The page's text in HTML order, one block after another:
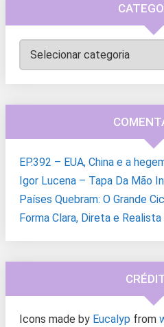
Categorias
EP.392 – EUA, China e a
Igor Lucena – Tapa Da Mão
Países Quebram: O Grande
Forma Clara, Direta e Realista
Icons made by Eucalyp from